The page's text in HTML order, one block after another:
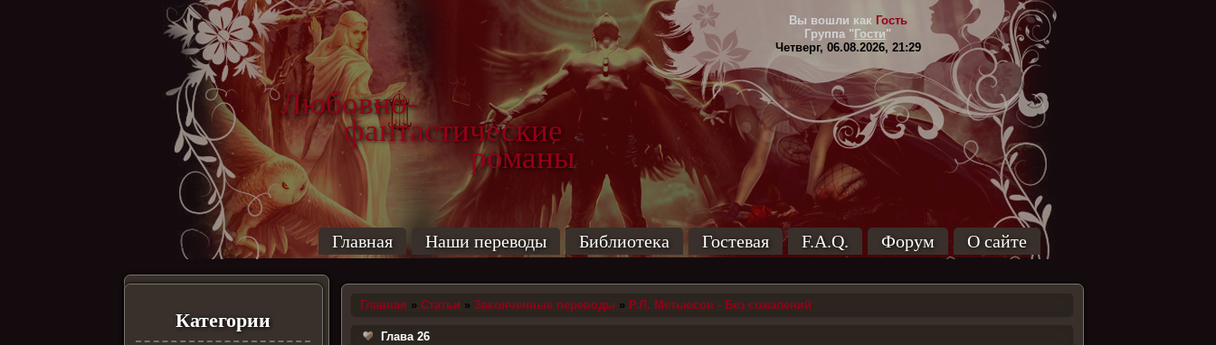
Любовно-
фантастические
романы
Вы вошли как Гость
Группа " Гости"
Четверг, 06.08.2026, 21:29
Главная Наши переводы Библиотека Гостевая F.A.Q. Форум О сайте
Категории
Главная » Статьи » Законченные переводы » Р.Л. Метьюсон - Без сожалений
Глава 26